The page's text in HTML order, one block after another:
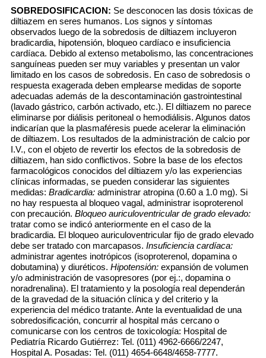
SOBREDOSIFICACION: Se desconocen las dosis tóxicas de
diltiazem en seres humanos. Los signos y síntomas
observados luego de la sobredosis de diltiazem incluyeron
bradicardia, hipotensión, bloqueo cardíaco e insuficiencia
cardíaca. Debido al extenso metabolismo, las concentraciones
sanguíneas pueden ser muy variables y presentan un valor
limitado en los casos de sobredosis. En caso de sobredosis o
respuesta exagerada deben emplearse medidas de soporte
adecuadas además de la descontaminación gastrointestinal
(lavado gástrico, carbón activado, etc.). El diltiazem no parece
eliminarse por diálisis peritoneal o hemodiálisis. Algunos datos
indicarían que la plasmaféresis puede acelerar la eliminación
de diltiazem. Los resultados de la administración de calcio por
I.V., con el objeto de revertir los efectos de la sobredosis de
diltiazem, han sido conflictivos. Sobre la base de los efectos
farmacológicos conocidos del diltiazem y/o las experiencias
clínicas informadas, se pueden considerar las siguientes
medidas: Bradicardia: administrar atropina (0.60 a 1.0 mg). Si
no hay respuesta al bloqueo vagal, administrar isoproterenol
con precaución. Bloqueo auriculoventricular de grado elevado:
tratar como se indicó anteriormente en el caso de la
bradicardia. El bloqueo auriculoventricular fijo de grado elevado
debe ser tratado con marcapasos. Insuficiencia cardíaca:
administrar agentes inotrópicos (isoproterenol, dopamina o
dobutamina) y diuréticos. Hipotensión: expansión de volumen
y/o administración de vasopresores (por ej.:, dopamina o
noradrenalina). El tratamiento y la posología real dependerán
de la gravedad de la situación clínica y del criterio y la
experiencia del médico tratante. Ante la eventualidad de una
sobredosificación, concurrir al hospital más cercano o
comunicarse con los centros de toxicología: Hospital de
Pediatría Ricardo Gutiérrez: Tel. (011) 4962-6666/2247,
Hospital A. Posadas: Tel. (011) 4654-6648/4658-7777.